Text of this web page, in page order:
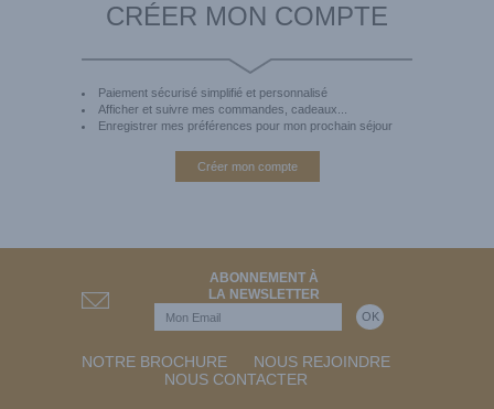
CRÉER MON COMPTE
Paiement sécurisé simplifié et personnalisé
Afficher et suivre mes commandes, cadeaux...
Enregistrer mes préférences pour mon prochain séjour
Créer mon compte
ABONNEMENT À
LA NEWSLETTER
NOTRE BROCHURE
NOUS REJOINDRE
NOUS CONTACTER